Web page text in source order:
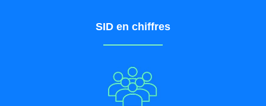
SID en chiffres